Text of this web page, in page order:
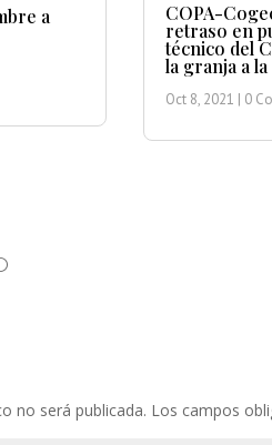
a COPA-
retraso en
técnico del
la granja a la
Oct 8, 2021 | 0
no será publicada. Los campos